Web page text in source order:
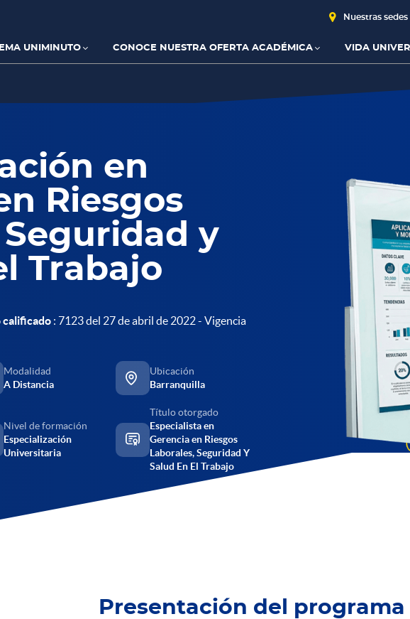
Nuestras sedes
UNIMINUTO CONOCE NUESTRA OFERTA ACADÉMICA VIDA
en
Riesgos
Seguridad y
Trabajo
calificado : 7123 del 27 de abril de 2022 - Vigencia
Modalidad
A Distancia
Ubicación
Barranquilla
Nivel de formación
Especialización
Universitaria
Título otorgado
Especialista en
Gerencia en Riesgos
Laborales, Seguridad Y
Salud En El Trabajo
Presentación del programa